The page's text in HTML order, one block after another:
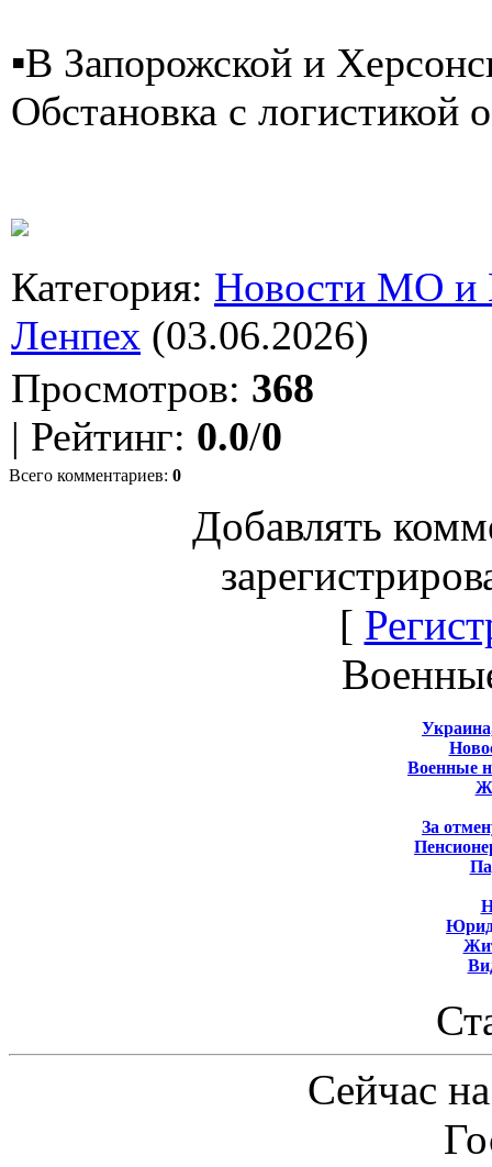
▪️В Запорожской и
Обстановка с логистикой
Категория: Новости МО
Ленпех (03.06.2026)
Просмотров: 368
| Рейтинг: 0.0/0
Всего комментариев: 0
Добавлять
[
Военные
За
Сейчас